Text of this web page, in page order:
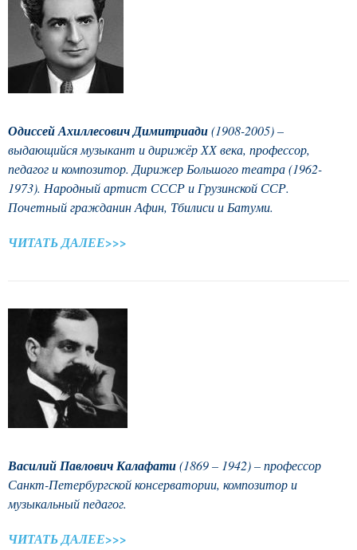
Одиссей Ахиллесович Димитриади(1908-2005) –
выдающийся музыкант и дирижёр ХХ века, профессор,
педагог и композитор. Дирижер Большого театра (1962-
1973). Народный артист СССР и Грузинской ССР.
Почетный гражданин Афин, Тбилиси и Батуми.
ЧИТАТЬ ДАЛЕЕ>>>
Василий Павлович Калафати(1869 – 1942) – профессор
Санкт-Петербургской консерватории, композитор и
музыкальный педагог.
ЧИТАТЬ ДАЛЕЕ>>>